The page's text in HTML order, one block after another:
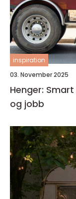
inspiration
03. November 2025
Henger:
og jobb